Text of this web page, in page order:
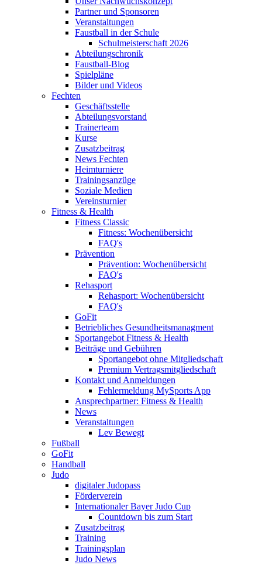
Partner und Sponsoren
Veranstaltungen
Faustball in der Schule
Schulmeisterschaft 2026
Abteilungschronik
Faustball-Blog
Spielpläne
Bilder und Videos
Fechten
Geschäftsstelle
Abteilungsvorstand
Trainerteam
Kurse
Zusatzbeitrag
News Fechten
Heimturniere
Trainingsanzüge
Soziale Medien
Vereinsturnier
Fitness & Health
Fitness Classic
Fitness: Wochenübersicht
FAQ's
Prävention
Prävention: Wochenübersicht
FAQ's
Rehasport
Rehasport: Wochenübersicht
FAQ's
GoFit
Betriebliches Gesundheitsmanagment
Sportangebot Fitness & Health
Beiträge und Gebühren
Sportangebot ohne Mitgliedschaft
Premium Vertragsmitgliedschaft
Kontakt und Anmeldungen
Fehlermeldung MySports App
Ansprechpartner: Fitness & Health
News
Veranstaltungen
Lev Bewegt
Fußball
GoFit
Handball
Judo
digitaler Judopass
Förderverein
Internationaler Bayer Judo Cup
Countdown bis zum Start
Zusatzbeitrag
Training
Trainingsplan
Judo News